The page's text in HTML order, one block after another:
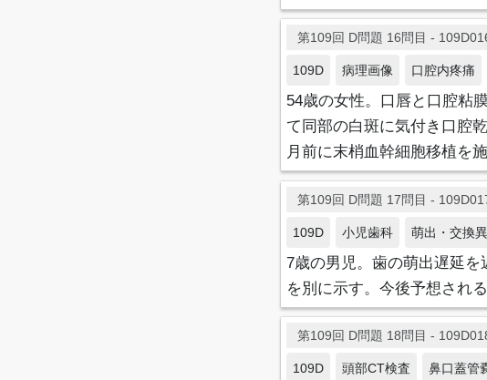
第109回 D問題 16問目 -
109D 病理画像 口腔内疼痛
54歳の女性。口唇と口腔粘
て同部の白斑に気付き口腔
月前に末梢血幹細胞移植を施
第109回 D問題 17問目 -
109D 小児歯科 萌出・交換
7歳の男児。歯の萌出遅延
を別に示す。今後予想され
第109回 D問題 18問目 -
109D 頭部CT検査 鼻口蓋管